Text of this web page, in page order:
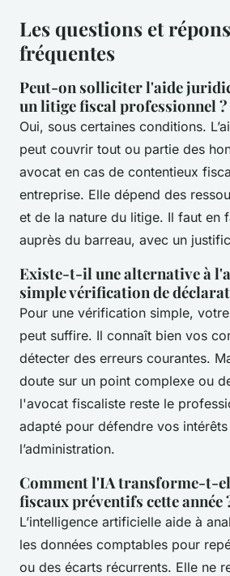
Les questions et
fréquentes
Peut-on solliciter l'aide
un litige fiscal professionnel ?
Oui, sous certaines conditions.
peut couvrir tout ou partie des
avocat en cas de contentieux
entreprise. Elle dépend des
et de la nature du litige. Il faut en
auprès du barreau, avec un
Existe-t-il une alternative à
simple vérification de
Pour une vérification simple,
peut suffire. Il connaît bien vos
détecter des erreurs courantes.
doute sur un point complexe ou
l'avocat fiscaliste reste le
adapté pour défendre vos
l’administration.
Comment l'IA transforme-t-
fiscaux préventifs cette année
L’intelligence artificielle aide à
les données comptables pour
ou des écarts récurrents. Elle ne